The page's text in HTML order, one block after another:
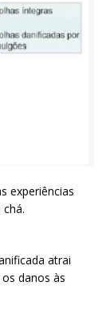
experiências
atrai
danos às